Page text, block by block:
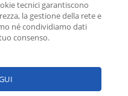
- Sede legale: Via Enrico Fermi,
- C.f. 84001850589
tecnici garantiscono
la gestione della rete e
né condividiamo dati
consenso.